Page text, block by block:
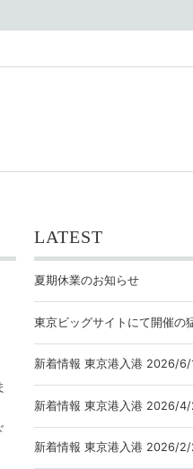
LATEST
夏期休業のお知らせ
東京ビッグサイトにて開催の
新着情報 東京港入港 2026/6/
新着情報 東京港入港 2026/4/
新着情報 東京港入港 2026/2/